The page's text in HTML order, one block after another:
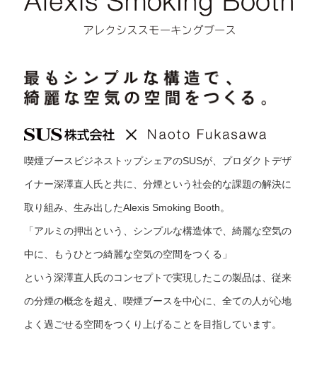
喫煙ブースビジネストップシェアのSUSが、プロダクトデザ
イナー深澤直人氏と共に、分煙という社会的な課題の解決に
取り組み、生み出したAlexis Smoking Booth。
「アルミの押出という、シンプルな構造体で、綺麗な空気の
中に、もうひとつ綺麗な空気の空間をつくる」
という深澤直人氏のコンセプトで実現したこの製品は、従来
の分煙の概念を超え、喫煙ブースを中心に、全ての人が心地
よく過ごせる空間をつくり上げることを目指しています。